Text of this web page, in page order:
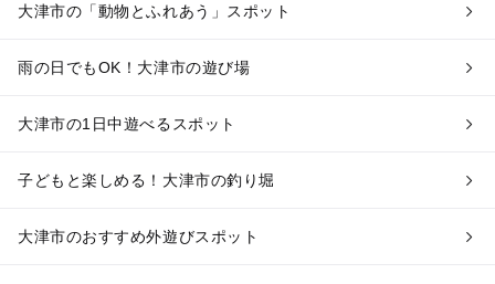
大津市の「動物とふれあう」スポット
雨の日でもOK！大津市の遊び場
大津市の1日中遊べるスポット
子どもと楽しめる！大津市の釣り堀
大津市のおすすめ外遊びスポット